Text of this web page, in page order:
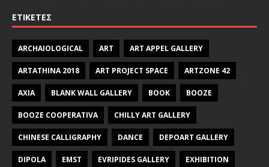
ΕΤΙΚΈΤΕΣ
ARCHAIOLOGICAL ART ART APPEL GALLERY
ARTATHINA 2018 ART PROJECT SPACE ARTZONE 42
AXIA BLANK WALL GALLERY BOOK BOOZE
BOOZE COOPERATIVA CHILLY ART GALLERY
CHINESE CALLIGRAPHY DANCE DEPOART GALLERY
DIPOLA EMST EVRIPIDES GALLERY EXHIBITION